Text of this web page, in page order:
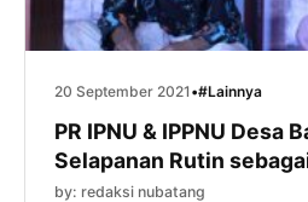
20 September 2021 •#Lainnya
PR IPNU & IPPNU Desa
Selapanan Rutin
by: redaksi nubatang